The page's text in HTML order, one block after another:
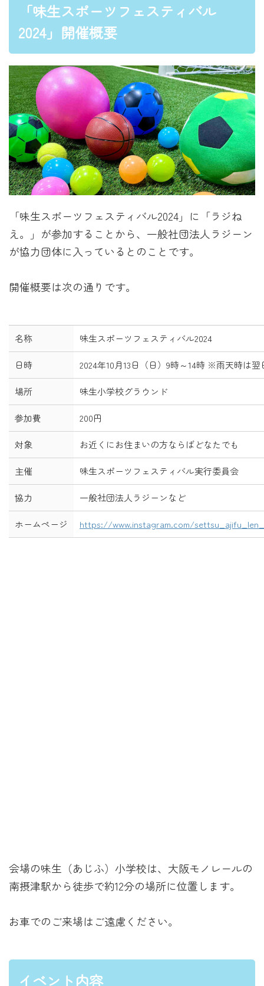
「味生スポーツフェスティバル
2024」開催概要
「味生スポーツフェスティバル2024」に「ラジね
え。」が参加することから、一般社団法人ラジーン
が協力団体に入っているとのことです。
開催概要は次の通りです。
名称 味生スポーツフェスティバル2024
日時 2024年10月13日（日）9時～14時 ※雨天時は翌
場所 味生小学校グラウンド
参加費 200円
対象 お近くにお住まいの方ならばどなたでも
主催 味生スポーツフェスティバル実行委員会
協力 一般社団法人ラジーンなど
ホームページ https://www.instagram.com/
会場の味生（あじふ）小学校は、大阪モノレールの
南摂津駅から徒歩で約12分の場所に位置します。
お車でのご来場はご遠慮ください。
イベント内容